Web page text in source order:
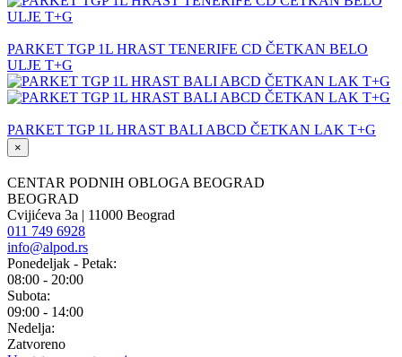
PARKET TGP 1L HRAST TENERIFE CD ČETKAN BELO
ULJE T+G
PARKET TGP 1L HRAST BALI ABCD ČETKAN LAK T+G
×
CENTAR PODNIH OBLOGA BEOGRAD
BEOGRAD
Cvijićeva 3a | 11000 Beograd
011 749 6928
info@alpod.rs
Ponedeljak - Petak:
08:00 - 20:00
Subota:
09:00 - 14:00
Nedelja:
Zatvoreno